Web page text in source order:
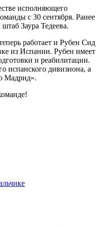
исполняющего
с 30 сентября. Ранее
Заура Тедеева.
работает и Рубен Сид
из Испании. Рубен имеет
и реабилитации.
испанского дивизиона, а
Мадрид».